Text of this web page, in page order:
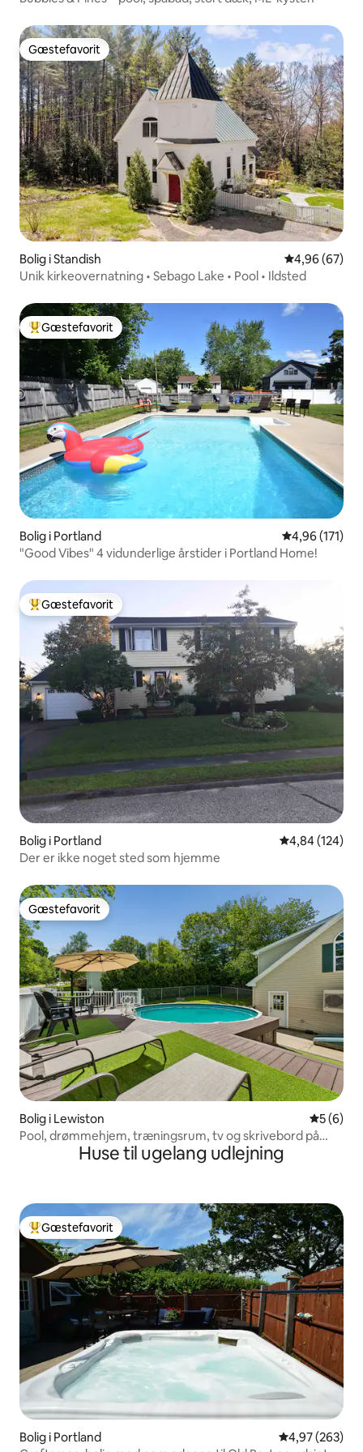
Gæstefavorit
Gæstefavorit
Bolig i Standish 4,96 ud af 5 i
4,96 (67)
Unik kirkeovernatning • Sebago Lake • Pool • Ildsted
Bedste gæstefavorit
Gæstefavorit
Bolig i Portland 4,96 ud af 5 i
4,96 (171)
"Good Vibes" 4 vidunderlige årstider i Portland Home!
Bedste gæstefavorit
Gæstefavorit
Bolig i Portland 4,84 ud af 5 i
4,84 (124)
Der er ikke noget sted som hjemme
Gæstefavorit
Gæstefavorit
Bolig i Lewiston 5 ud af 5
5 (6)
Pool, drømmehjem, træningsrum, tv og skrivebord på
hvert værelse, spilHuse til ugelang udlejning
Bedste gæstefavorit
Gæstefavorit
Bolig i Portland 4,97 ud af 5 i
4,97 (263)